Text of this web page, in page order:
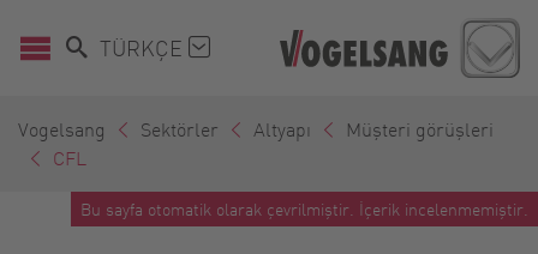
TÜRKÇE
Vogelsang Sektörler Altyapı
Müşteri görüşleri
CFL
Bu sayfa otomatik olarak çevrilmiştir. İçerik incelenmemiştir.